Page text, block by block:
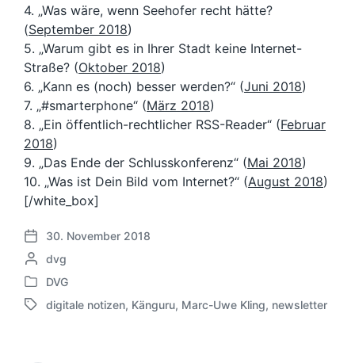
4. „Was wäre, wenn Seehofer recht hätte?
(September 2018)
5. „Warum gibt es in Ihrer Stadt keine Internet-
Straße? (Oktober 2018)
6. „Kann es (noch) besser werden?“ (Juni 2018)
7. „#smarterphone“ (März 2018)
8. „Ein öffentlich-rechtlicher RSS-Reader“ (Februar
2018)
9. „Das Ende der Schlusskonferenz“ (Mai 2018)
10. „Was ist Dein Bild vom Internet?“ (August 2018)
[/white_box]
V
e
r
f
30. November 2018
G
e
c
dvg
V
e
DVG
S
digitale notizen, Känguru, Marc-Uwe Kling, newsletter